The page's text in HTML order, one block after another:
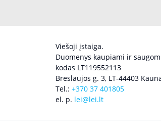
Viešoji įstaiga.
Duomenys kaupiami ir
kodas LT119552113
Breslaujos g. 3, LT-44403
Tel.: +370 37 401805
el. p. lei@lei.lt